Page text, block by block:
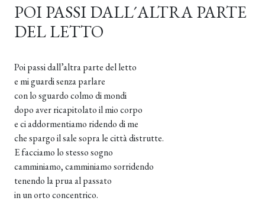
POI PASSI DALL´ALTRA PARTE
DEL LETTO
Poi passi dall’altra parte del letto
e mi guardi senza parlare
con lo sguardo colmo di mondi
dopo aver ricapitolato il mio corpo
e ci addormentiamo ridendo di me
che spargo il sale sopra le città distrutte.
E facciamo lo stesso sogno
camminiamo, camminiamo sorridendo
tenendo la prua al passato
in un orto concentrico.